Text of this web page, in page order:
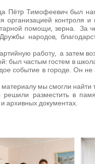
Пётр Тимофеевич был
организацией контроля
помощи, зерна. За
народов,
работу, а затем
был частым гостем в
событие в городе. Он
мы смогли найти
разместить в
архивных документах.